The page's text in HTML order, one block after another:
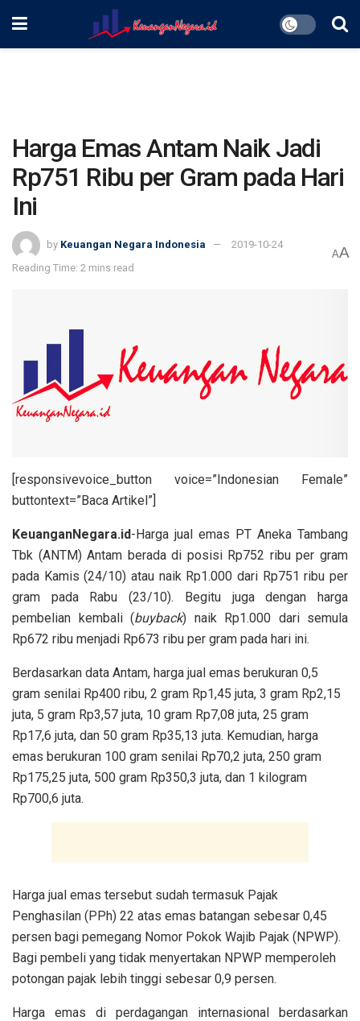
Harga Emas Antam Naik Jadi
Rp751 Ribu per Gram pada Hari
Ini
by Keuangan Negara Indonesia
2019-10-24
Reading Time: 2 mins read
AA
[responsivevoice_button voice=”Indonesian Female”
buttontext=”Baca Artikel”]
KeuanganNegara.id-Harga jual emas PT Aneka Tambang
Tbk (ANTM) Antam berada di posisi Rp752 ribu per gram
pada Kamis (24/10) atau naik Rp1.000 dari Rp751 ribu per
gram pada Rabu (23/10). Begitu juga dengan harga
pembelian kembali (buyback) naik Rp1.000 dari semula
Rp672 ribu menjadi Rp673 ribu per gram pada hari ini.
Berdasarkan data Antam, harga jual emas berukuran 0,5
gram senilai Rp400 ribu, 2 gram Rp1,45 juta, 3 gram Rp2,15
juta, 5 gram Rp3,57 juta, 10 gram Rp7,08 juta, 25 gram
Rp17,6 juta, dan 50 gram Rp35,13 juta. Kemudian, harga
emas berukuran 100 gram senilai Rp70,2 juta, 250 gram
Rp175,25 juta, 500 gram Rp350,3 juta, dan 1 kilogram
Rp700,6 juta.
Harga jual emas tersebut sudah termasuk Pajak
Penghasilan (PPh) 22 atas emas batangan sebesar 0,45
persen bagi pemegang Nomor Pokok Wajib Pajak (NPWP).
Bagi pembeli yang tidak menyertakan NPWP memperoleh
potongan pajak lebih tinggi sebesar 0,9 persen.
Harga emas di perdagangan internasional berdasarkan